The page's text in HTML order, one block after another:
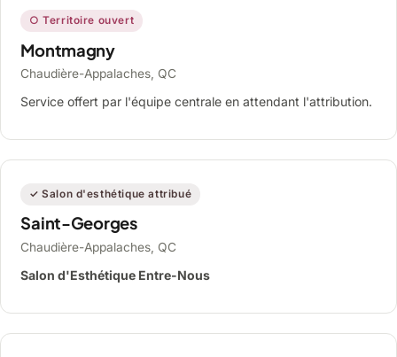
○ Territoire ouvert
Montmagny
Chaudière-Appalaches, QC
Service offert par l'équipe centrale en attendant l'attribution.
✓ Salon d'esthétique attribué
Saint-Georges
Chaudière-Appalaches, QC
Salon d'Esthétique Entre-Nous